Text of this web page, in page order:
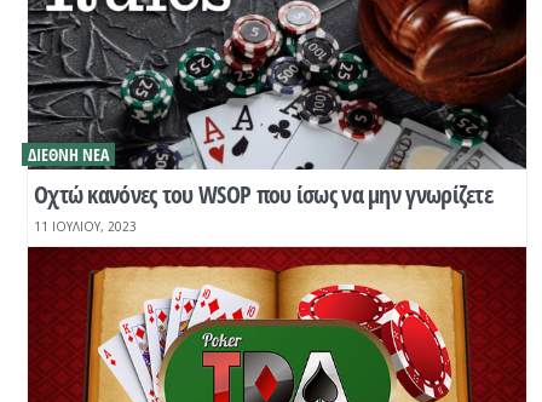
Οχτώ κανόνες του WSOP που ίσως να μην γνωρίζετε
ΔΙΕΘΝΉ ΝΈΑ
11 ΙΟΥΛΊΟΥ, 2023